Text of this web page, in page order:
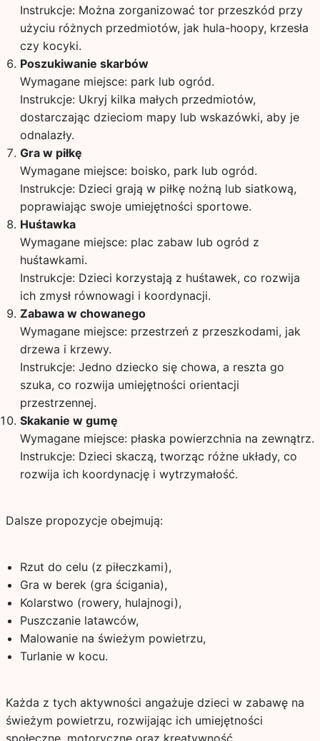
Instrukcje: Można zorganizować tor przeszkód przy
użyciu różnych przedmiotów, jak hula-hoopy, krzesła
czy kocyki.
Poszukiwanie skarbów
Wymagane miejsce: park lub ogród.
Instrukcje: Ukryj kilka małych przedmiotów,
dostarczając dzieciom mapy lub wskazówki, aby je
odnalazły.
Gra w piłkę
Wymagane miejsce: boisko, park lub ogród.
Instrukcje: Dzieci grają w piłkę nożną lub siatkową,
poprawiając swoje umiejętności sportowe.
Huśtawka
Wymagane miejsce: plac zabaw lub ogród z
huśtawkami.
Instrukcje: Dzieci korzystają z huśtawek, co rozwija
ich zmysł równowagi i koordynacji.
Zabawa w chowanego
Wymagane miejsce: przestrzeń z przeszkodami, jak
drzewa i krzewy.
Instrukcje: Jedno dziecko się chowa, a reszta go
szuka, co rozwija umiejętności orientacji
przestrzennej.
Skakanie w gumę
Wymagane miejsce: płaska powierzchnia na zewnątrz.
Instrukcje: Dzieci skaczą, tworząc różne układy, co
rozwija ich koordynację i wytrzymałość.
Dalsze propozycje obejmują:
Rzut do celu (z piłeczkami),
Gra w berek (gra ścigania),
Kolarstwo (rowery, hulajnogi),
Puszczanie latawców,
Malowanie na świeżym powietrzu,
Turlanie w kocu.
Każda z tych aktywności angażuje dzieci w zabawę na
świeżym powietrzu, rozwijając ich umiejętności
społeczne, motoryczne oraz kreatywność.